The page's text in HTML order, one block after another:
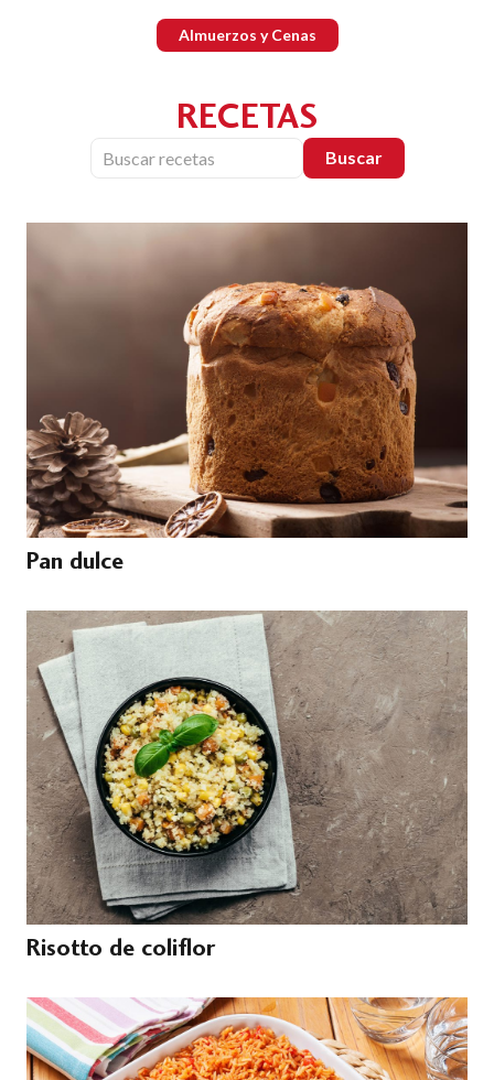
Almuerzos y Cenas
RECETAS
Buscar
Pan dulce
Risotto de coliflor